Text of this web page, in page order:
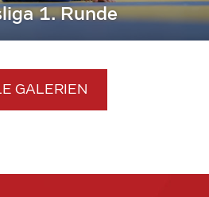
1. Runde
GALERIEN